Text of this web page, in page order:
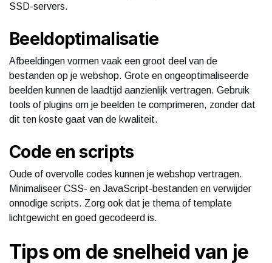
SSD-servers.
Beeldoptimalisatie
Afbeeldingen vormen vaak een groot deel van de
bestanden op je webshop. Grote en ongeoptimaliseerde
beelden kunnen de laadtijd aanzienlijk vertragen. Gebruik
tools of plugins om je beelden te comprimeren, zonder dat
dit ten koste gaat van de kwaliteit.
Code en scripts
Oude of overvolle codes kunnen je webshop vertragen.
Minimaliseer CSS- en JavaScript-bestanden en verwijder
onnodige scripts. Zorg ook dat je thema of template
lichtgewicht en goed gecodeerd is.
Tips om de snelheid van je